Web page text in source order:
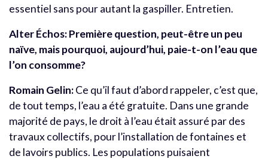
essentiel sans pour autant la gaspiller. Entretien.
Alter Échos: Première question, peut-être un peu
naïve, mais pourquoi, aujourd’hui, paie-t-on l’eau que
l’on consomme?
Romain Gelin:Ce qu’il faut d’abord rappeler, c’est que,
de tout temps, l’eau a été gratuite. Dans une grande
majorité de pays, le droit à l’eau était assuré par des
travaux collectifs, pour l’installation de fontaines et
de lavoirs publics. Les populations puisaient